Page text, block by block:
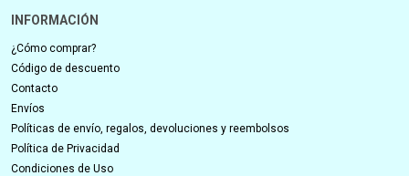
INFORMACIÓN
¿Cómo comprar?
Código de descuento
Contacto
Envíos
Políticas de envío, regalos, devoluciones y reembolsos
Política de Privacidad
Condiciones de Uso